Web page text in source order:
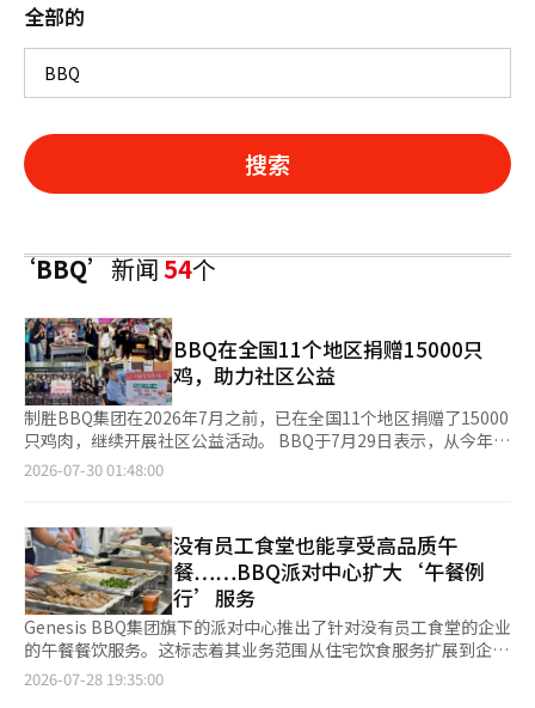
全部的
搜索
‘BBQ’新闻54个
BBQ在全国11个地区捐赠15000只
鸡，助力社区公益
制胜BBQ集团在2026年7月之前，已在全国11个地区捐赠了15000
只鸡肉，继续开展社区公益活动。 BBQ于7月29日表示，从今年1
月到7月，通过“鸡肉大学善良捐赠”、“与家人一起的鸡肉接
山、光州、蔚山、大邱等11个地区，向地区儿童中心、团体家园、
养老院、残疾人福利中心、综合社会福利中心、康复院、政府机关
和军队等多个社区机构提供了鸡肉。 “鸡肉大学善良捐赠”是
BBQ自1999年开始的代表性社会公益项目，今年已进入第27年。
该项目由参加鸡肉大学培训的加盟店主（家人）和员工亲自烹饪鸡
肉，向弱势群体和福利机构进行捐赠。今年3月，该项目因持续的
社区贡献而被提升为韩国红十字会京畿道支部的“荣誉殿堂”。
“与家人一起的鸡肉接力”是总部提供新鲜肉类，加盟店主亲自烹
2026-07-30 01:48:00
没有员工食堂也能享受高品质午
餐……BBQ派对中心扩大‘午餐例
行’服务
Genesis BBQ集团旗下的派对中心推出了针对没有员工食堂的企业
的午餐餐饮服务。这标志着其业务范围从住宅饮食服务扩展到企业
福利市场。 BBQ于28日宣布，派对中心运营的饮食品牌‘我可以
2026-07-28 19:35:00